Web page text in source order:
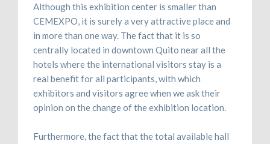
Although this exhibition center is smaller than
CEMEXPO, it is surely a very attractive place and
in more than one way. The fact that it is so
centrally located in downtown Quito near all the
hotels where the international visitors stay is a
real benefit for all participants, with which
exhibitors and visitors agree when we ask their
opinion on the change of the exhibition location.
Furthermore, the fact that the total available hall